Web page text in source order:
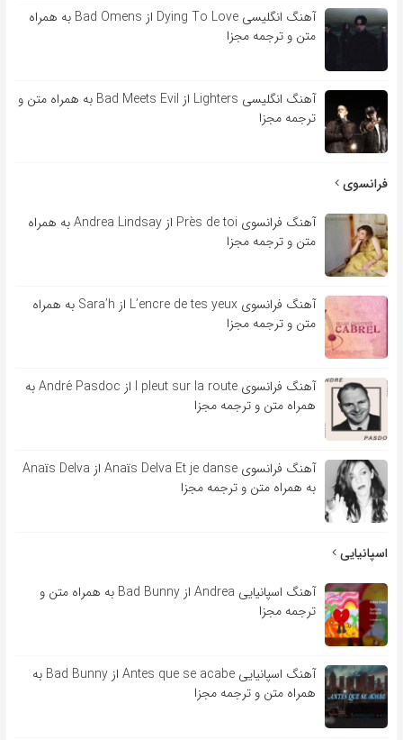
آهنگ انگلیسی Dying To Love از Bad Omens به همراه
متن و ترجمه مجزا
آهنگ انگلیسی Lighters از Bad Meets Evil به همراه متن و
ترجمه مجزا
فرانسوی
آهنگ فرانسوی Près de toi از Andrea Lindsay به همراه
متن و ترجمه مجزا
آهنگ فرانسوی L’encre de tes yeux از Sara’h به همراه
متن و ترجمه مجزا
آهنگ فرانسوی l pleut sur la route از André Pasdoc به
همراه متن و ترجمه مجزا
آهنگ فرانسوی Anaïs Delva Et je danse از Anaïs Delva
به همراه متن و ترجمه مجزا
اسپانیایی
آهنگ اسپانیایی Andrea از Bad Bunny به همراه متن و
ترجمه مجزا
آهنگ اسپانیایی Antes que se acabe از Bad Bunny به
همراه متن و ترجمه مجزا